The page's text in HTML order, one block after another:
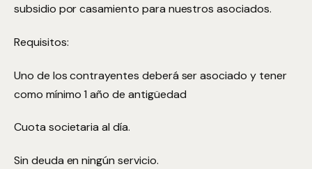
subsidio por casamiento para nuestros asociados.
Requisitos:
Uno de los contrayentes deberá ser asociado y tener
como mínimo 1 año de antigüedad
Cuota societaria al día.
Sin deuda en ningún servicio.